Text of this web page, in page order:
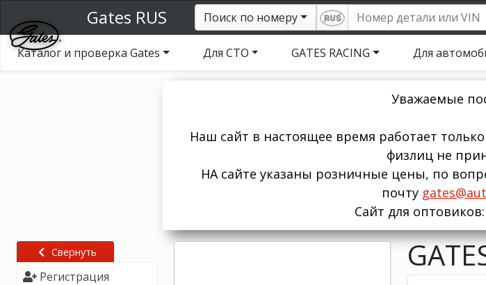
Gates RUS Поиск по номеру
Каталог и проверка Gates Для СТО GATES RACING Для
Уважаемые
Наш сайт в настоящее время работает
физлиц не
НА сайте указаны розничные цены, по
почту
Сайт для оптовиков:
Свернуть
Регистрация